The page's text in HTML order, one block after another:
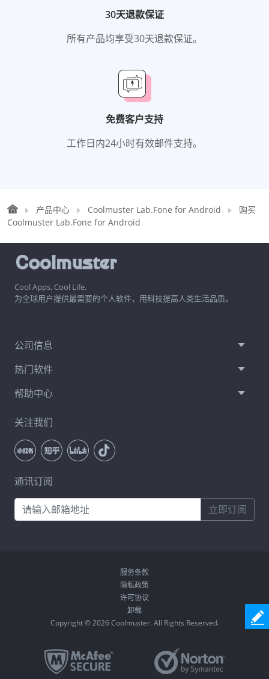
30天退款保证
所有产品均享受30天退款保证。
免费客户支持
工作日内24小时有效邮件支持。
产品中心 Coolmuster Lab.Fone for Android
购买
Coolmuster Lab.Fone for Android
Cool Apps, Cool Life.
为全球用户提供最需要的个人软件，用科技提高人类生活品质。
公司信息
热门软件
帮助中心
关注我们
通讯订阅
立即订阅
服务条款
隐私政策
许可协议
卸载
Copyright © 2026 Coolmuster. All Rights Reserved.